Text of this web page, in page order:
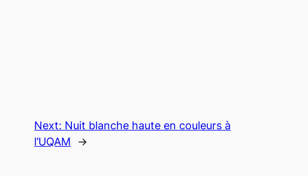
Next: Nuit blanche haute en couleurs à
l’UQAM
→